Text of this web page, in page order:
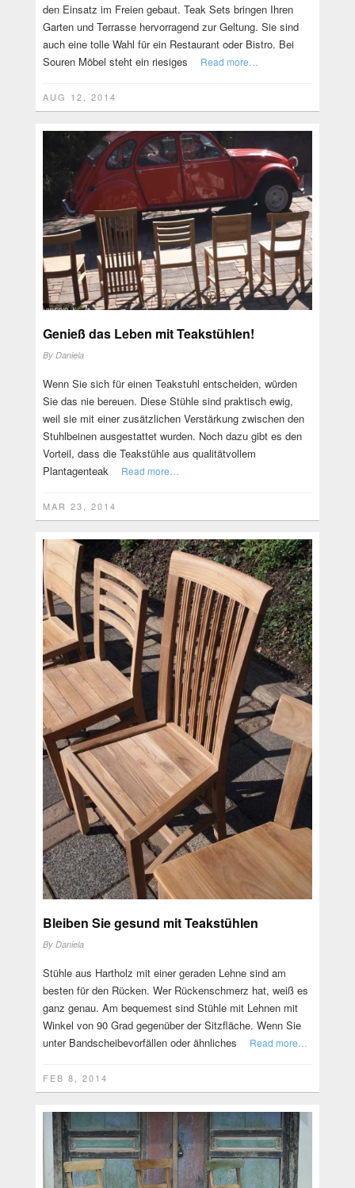
den Einsatz im Freien gebaut. Teak Sets bringen Ihren
Garten und Terrasse hervorragend zur Geltung. Sie sind
auch eine tolle Wahl für ein Restaurant oder Bistro. Bei
Souren Möbel steht ein riesiges
Read more…
AUG 12, 2014
Genieß das Leben mit Teakstühlen!
By Daniela
Wenn Sie sich für einen Teakstuhl entscheiden, würden
Sie das nie bereuen. Diese Stühle sind praktisch ewig,
weil sie mit einer zusätzlichen Verstärkung zwischen den
Stuhlbeinen ausgestattet wurden. Noch dazu gibt es den
Vorteil, dass die Teakstühle aus qualitätvollem
Plantagenteak
Read more…
MAR 23, 2014
Bleiben Sie gesund mit Teakstühlen
By Daniela
Stühle aus Hartholz mit einer geraden Lehne sind am
besten für den Rücken. Wer Rückenschmerz hat, weiß es
ganz genau. Am bequemest sind Stühle mit Lehnen mit
Winkel von 90 Grad gegenüber der Sitzfläche. Wenn Sie
unter Bandscheibevorfällen oder ähnliches
Read more…
FEB 8, 2014